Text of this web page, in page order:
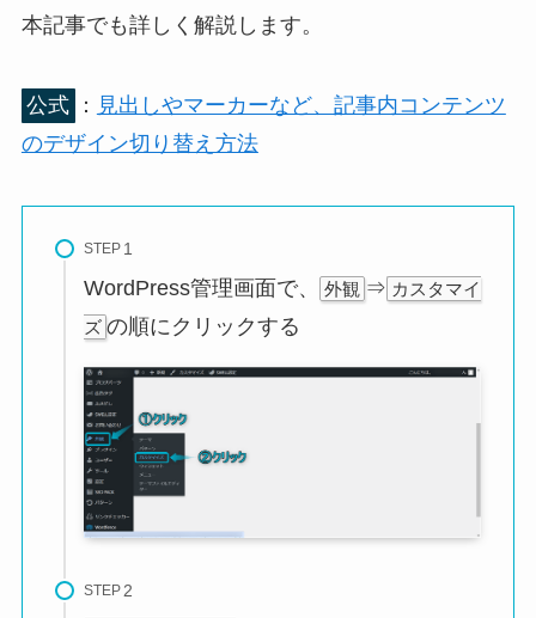
本記事でも詳しく解説します。
公式 ： 見出しやマーカーなど、記事内コンテンツ
のデザイン切り替え方法
STEP
WordPress管理画面で、 外観 ⇒ カスタマイ
ズ の順にクリックする
STEP